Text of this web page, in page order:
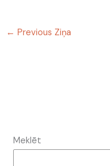
← Previous Ziņa
Meklēt